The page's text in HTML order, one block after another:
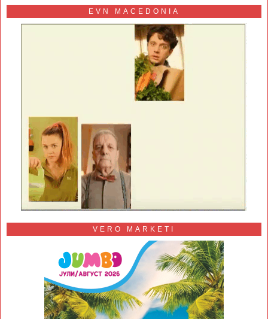
EVN MACEDONIA
VERO MARKETI